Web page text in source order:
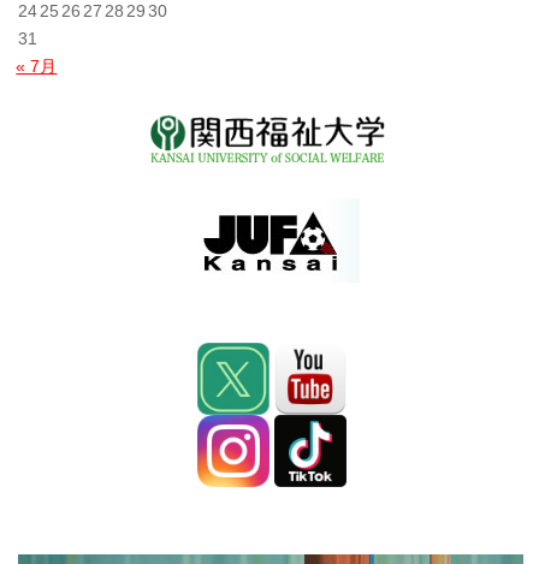
2425 26 27 28 29 30
31
« 7月